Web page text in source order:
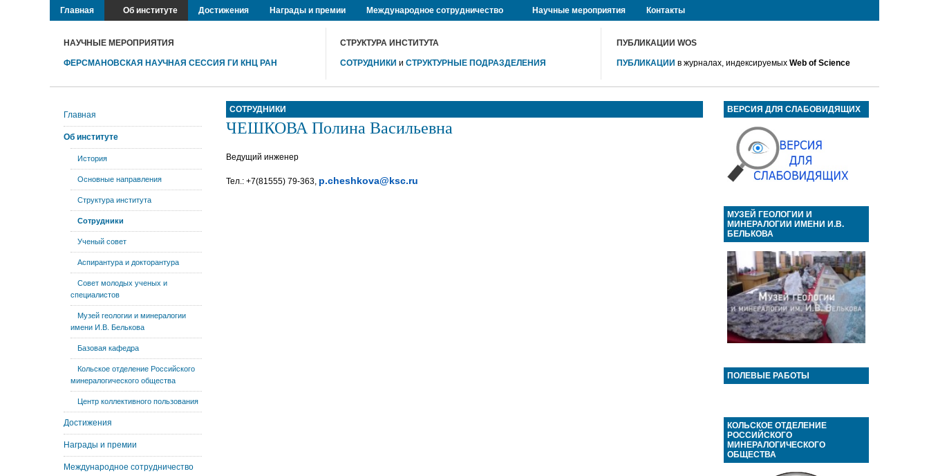
Главная Об институте Достижения Награды и премии Международное сотрудничество Научные мероприятия Контакты
НАУЧНЫЕ МЕРОПРИЯТИЯ
ФЕРСМАНОВСКАЯ НАУЧНАЯ СЕССИЯ ГИ КНЦ РАН
СТРУКТУРА ИНСТИТУТА
СОТРУДНИКИ и СТРУКТУРНЫЕ ПОДРАЗДЕЛЕНИЯ
ПУБЛИКАЦИИ WOS
ПУБЛИКАЦИИ в журналах, индексируемыхWeb of Science
СОТРУДНИКИ
ЧЕШКОВА Полина Васильевна
Ведущий инженер
Тел.: +7(81555) 79-363, p.cheshkova@ksc.ru
Главная
Об институте
История
Основные направления
Структура института
Сотрудники
Ученый совет
Аспирантура и докторантура
Совет молодых ученых и
специалистов
Музей геологии и минералогии
имени И.В. Белькова
Базовая кафедра
Кольское отделение Российского
минералогического общества
Центр коллективного пользования
Достижения
Награды и премии
Международное сотрудничество
ВЕРСИЯ ДЛЯ СЛАБОВИДЯЩИХ
МУЗЕЙ ГЕОЛОГИИ И
МИНЕРАЛОГИИ ИМЕНИ И.В.
БЕЛЬКОВА
ПОЛЕВЫЕ РАБОТЫ
КОЛЬСКОЕ ОТДЕЛЕНИЕ
РОССИЙСКОГО
МИНЕРАЛОГИЧЕСКОГО
ОБЩЕСТВА